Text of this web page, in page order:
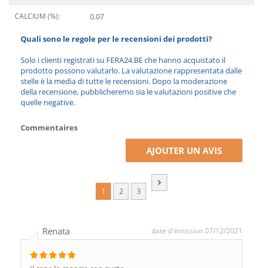
CALCIUM (%): 0.07
Quali sono le regole per le recensioni dei prodotti?
Solo i clienti registrati su FERA24.BE che hanno acquistato il
prodotto possono valutarlo. La valutazione rappresentata dalle
stelle è la media di tutte le recensioni. Dopo la moderazione
della recensione, pubblicheremo sia le valutazioni positive che
quelle negative.
Commentaires
AJOUTER UN AVIS
1 2 3
Renata date d'émission 07/12/2021